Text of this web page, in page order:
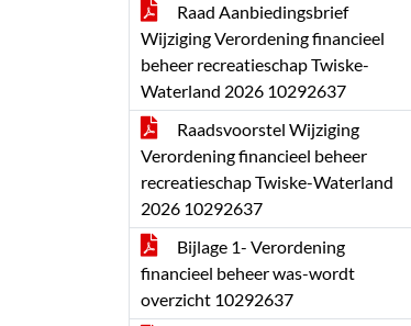
Raad Aanbiedingsbrief
Wijziging Verordening financieel
beheer recreatieschap Twiske-
Waterland 2026 10292637
Raadsvoorstel Wijziging
Verordening financieel beheer
recreatieschap Twiske-Waterland
2026 10292637
Bijlage 1- Verordening
financieel beheer was-wordt
overzicht 10292637